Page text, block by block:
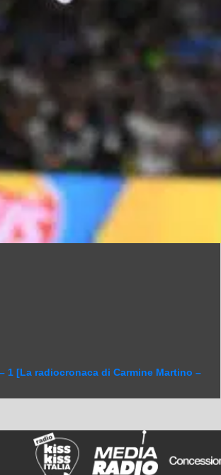
1 [La radiocronaca di Carmine Martino –